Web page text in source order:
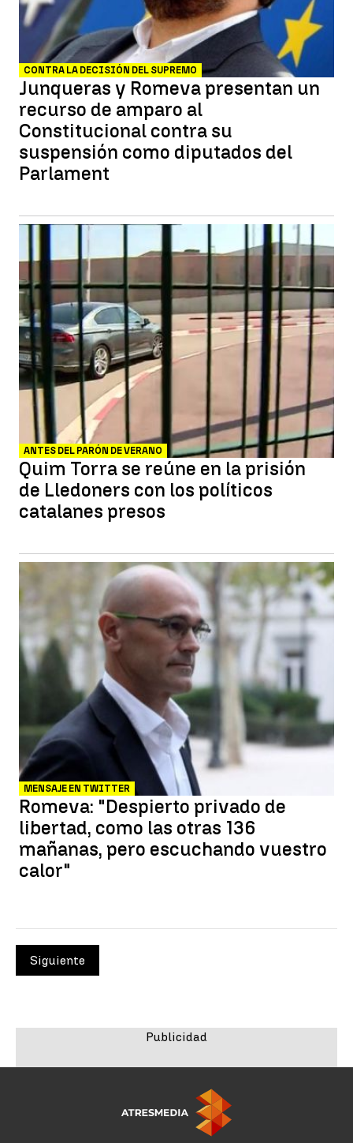
CONTRA LA DECISIÓN DEL SUPREMO
Junqueras y Romeva presentan un
recurso de amparo al
Constitucional contra su
suspensión como diputados del
Parlament
ANTES DEL PARÓN DE VERANO
Quim Torra se reúne en la prisión
de Lledoners con los políticos
catalanes presos
MENSAJE EN TWITTER
Romeva: "Despierto privado de
libertad, como las otras 136
mañanas, pero escuchando vuestro
calor"
Siguiente